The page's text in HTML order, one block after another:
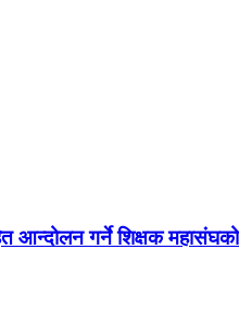
आन्दोलन गर्ने शिक्षक महासंघको